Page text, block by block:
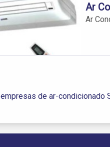
Ar
Ar
empresas de ar-condicionado